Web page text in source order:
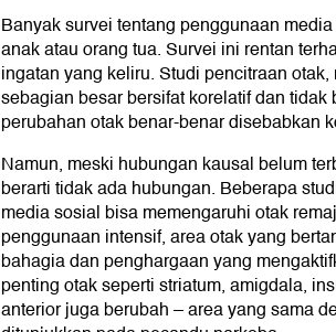
Banyak survei tentang penggunaan
anak atau orang tua. Survei ini rentan
ingatan yang keliru. Studi pencitraan
sebagian besar bersifat korelatif dan
perubahan otak benar-benar disebabkan
Namun, meski hubungan kausal belum
berarti tidak ada hubungan. Beberapa
media sosial bisa memengaruhi otak
penggunaan intensif, area otak yang
bahagia dan penghargaan yang
penting otak seperti striatum, amigdala,
anterior juga berubah – area yang sama